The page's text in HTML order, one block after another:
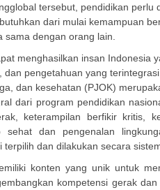
tersebut, pendidikan perlu
dari mulai kemampuan
dengan orang lain.
menghasilkan insan Indonesia
pengetahuan yang
dan kesehatan (PJOK)
dari program pendidikan
keterampilan berfikir kritis,
dan pengenalan
dan dilakukan secara
konten yang unik untuk
kompetensi gerak dan